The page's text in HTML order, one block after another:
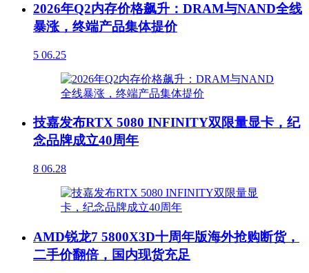
2026年Q2内存价格飙升：DRAM与NAND全线
暴涨，终端产品集体提价
5 06.25
技嘉发布RTX 5080 INFINITY双限量显卡，纪
念品牌成立40周年
8 06.28
AMD锐龙7 5800X3D十周年版海外抢购断货，
二手价翻倍，国内现货充足